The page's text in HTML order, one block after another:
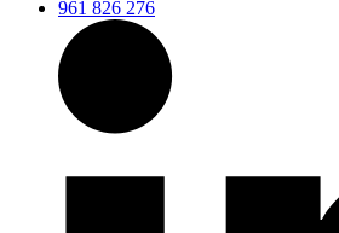
961 826 276